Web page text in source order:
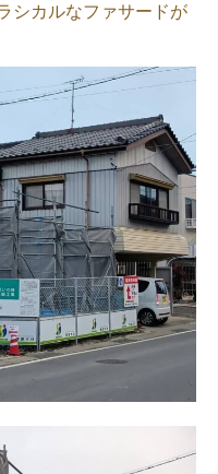
シカルなファサードが